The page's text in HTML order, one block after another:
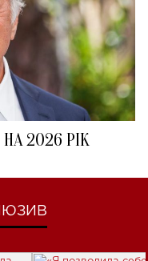
2026 РІК